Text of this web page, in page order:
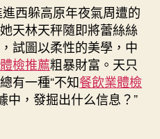
西躲高原年夜氣周遭的
天林天秤隨即將蕾絲絲
試圖以柔性的美學，中
體檢推薦粗暴財富。天只
有一種“不知餐飲業體檢
中，發掘出什么信息？”